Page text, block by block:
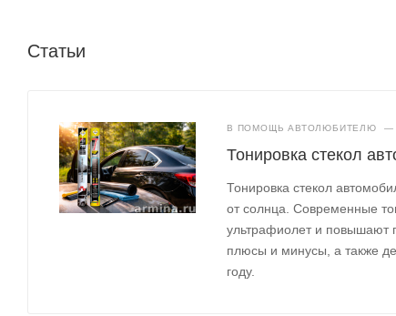
Статьи
В ПОМОЩЬ АВТОЛЮБИТЕЛЮ —
Тонировка стекол
Тонировка стекол
от солнца. Современные
ультрафиолет и повышают
плюсы и минусы, а также
году.